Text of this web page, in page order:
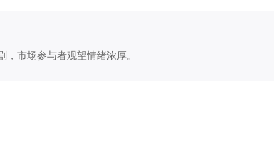
市场参与者观望情绪浓厚。